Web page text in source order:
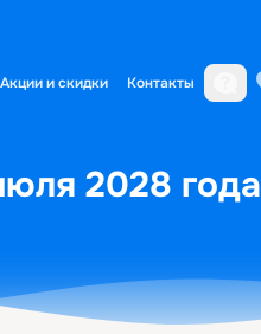
Акции и скидки Контакты
2028 года